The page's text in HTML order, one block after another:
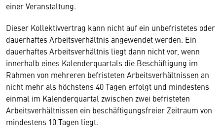
einer Veranstaltung.
Dieser Kollektivvertrag kann nicht auf ein unbefristetes oder
dauerhaftes Arbeitsverhältnis angewendet werden. Ein
dauerhaftes Arbeitsverhältnis liegt dann nicht vor, wenn
innerhalb eines Kalenderquartals die Beschäftigung im
Rahmen von mehreren befristeten Arbeitsverhältnissen an
nicht mehr als höchstens 40 Tagen erfolgt und mindestens
einmal im Kalenderquartal zwischen zwei befristeten
Arbeitsverhältnissen ein beschäftigungsfreier Zeitraum von
mindestens 10 Tagen liegt.